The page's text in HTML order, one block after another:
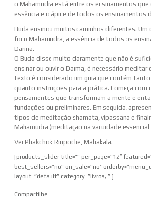
o Mahamudra está entre os ensinamentos que
essência e o ápice de todos os ensinamentos
Buda ensinou muitos caminhos diferentes. Um
foi o Mahamudra, a essência de todos os
Darma.
O Buda disse muito claramente que não é
ensinar ou ouvir o Darma, é necessário meditar
texto é considerado um guia que contém
quanto instruções para a prática. Começa com
pensamentos que transformam a mente e
fundações ou preliminares. Em seguida,
tipos de meditação shamata, vipassana e
Mahamudra (meditação na vacuidade
Ver Phakchok Rinpoche, Mahakala.
[products_slider title=”” per_page=”12″
best_sellers=”no” on_sale=”no”
layout=”default” category=”livros, ” ]
Compartilhe